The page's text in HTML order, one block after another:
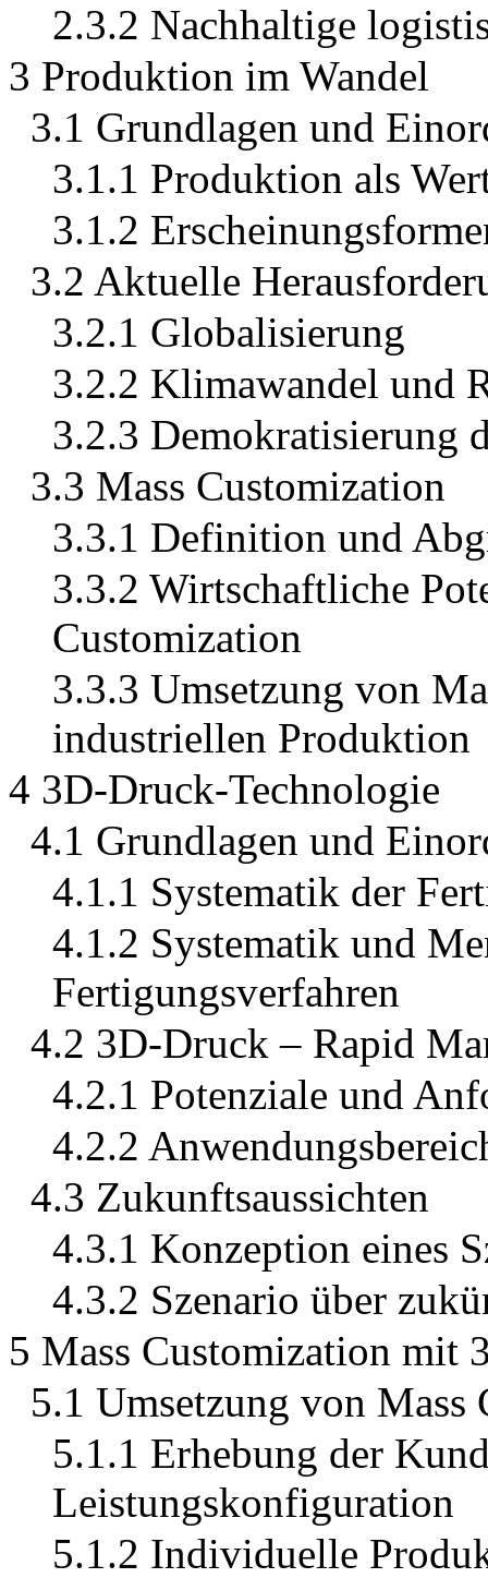
2.3.2 Nachhaltige
3 Produktion im Wandel
3.1 Grundlagen und
3.1.1 Produktion als
3.1.2
3.2 Aktuelle
3.2.1 Globalisierung
3.2.2 Klimawandel und
3.2.3 Demokratisierung
3.3 Mass Customization
3.3.1 Definition und
3.3.2 Wirtschaftliche
Customization
3.3.3 Umsetzung von
industriellen Produktion
4 3D-Druck-Technologie
4.1 Grundlagen und
4.1.1 Systematik der
4.1.2 Systematik und
Fertigungsverfahren
4.2 3D-Druck – Rapid
4.2.1 Potenziale und
4.2.2
4.3 Zukunftsaussichten
4.3.1 Konzeption eines
4.3.2 Szenario über
5 Mass Customization mit
5.1 Umsetzung von
5.1.1 Erhebung der
Leistungskonfiguration
5.1.2 Individuelle